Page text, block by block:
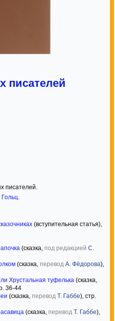
писателей
писателей.
Гольц.
(вступительная статья),
(сказка, под редакцией С.
(сказка, перевод А. Фёдорова),
Хрустальная туфелька (сказка,
36-44
(сказка, перевод Т. Габбе), стр.
(сказка, перевод Т. Габбе),